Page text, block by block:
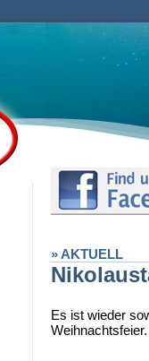
» AKTUELL
Es ist wieder
Weihnachtsfeier.